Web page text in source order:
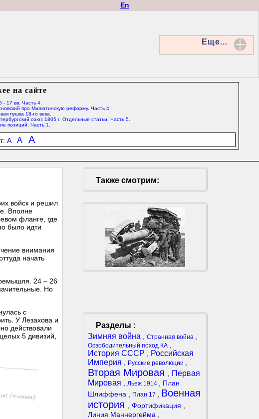
En
Еще...
на сайте
- 17 вв. Часть 4.
про Милютинскую реформу. Часть 4.
пушка 18-го века.
союз 1805 г. Отдельные статьи. Часть 5.
позиций. Часть 1.
A A A
войск и решил
Вполне
фланге, где
было идти
внимания
начать
24 – 26
Но
с
У Лезахова и
действовали
5 дивизий,
Также смотрим:
Разделы :
Зимняя война
Странная война
Освободительный поход КА
История СССР
Российская
Империя
Русские революции
Вторая Мировая
Первая
Мировая
Льеж 1914
План
Шлиффена
План 17
Военная
история
Фортификация
Линия Маннергейма